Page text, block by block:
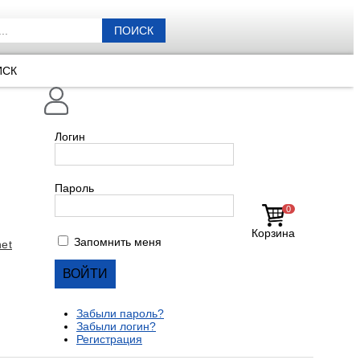
ПОИСК
0
Корзина
Логин
Пароль
Запомнить меня
Забыли пароль?
Забыли логин?
Регистрация